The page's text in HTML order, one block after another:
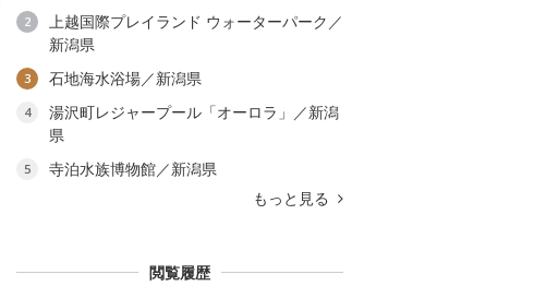
2
上越国際プレイランド ウォーターパーク／
新潟県
3 石地海水浴場／新潟県
4
湯沢町レジャープール「オーロラ」／新潟
県
5
寺泊水族博物館／新潟県
もっと見る
閲覧履歴